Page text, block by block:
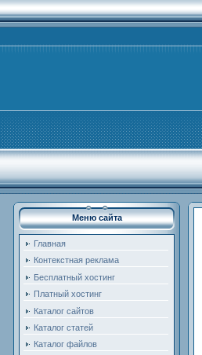
Меню сайта
Главная
Контекстная реклама
Бесплатный хостинг
Платный хостинг
Каталог сайтов
Каталог статей
Каталог файлов